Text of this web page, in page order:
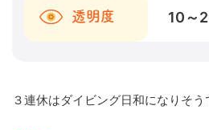
透明度 10～
３連休はダイビング日和になりそう